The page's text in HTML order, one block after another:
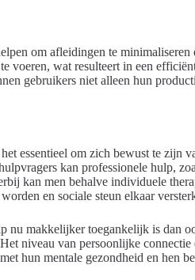
om afleidingen te minimaliseren
voeren, wat resulteert in een
gebruikers niet alleen hun
essentieel om zich bewust te zijn
kan professionele hulp,
kan men behalve individuele
en sociale steun elkaar
nu makkelijker toegankelijk is dan
niveau van persoonlijke connectie
hun mentale gezondheid en hen